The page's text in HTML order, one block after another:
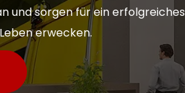
und sorgen für ein erfolgreiches
erwecken.